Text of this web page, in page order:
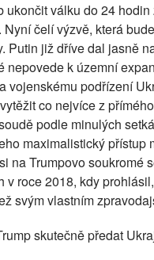
ukončit válku do 24
Nyní čelí výzvě, která
Putin již dříve dal jasně
nepovede k územní
vojenskému podřízení
co nejvíce z
podle minulých
maximalistický přístup
na Trumpovo soukromé
v roce 2018, kdy
svým vlastním
skutečně předat